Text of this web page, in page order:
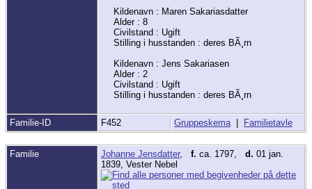
Kildenavn : Maren Sakariasdatter
Alder : 8
Civilstand : Ugift
Stilling i husstanden : deres BÃ¸rn
Kildenavn : Jens Sakariasen
Alder : 2
Civilstand : Ugift
Stilling i husstanden : deres BÃ¸rn
Familie-ID F452 Gruppeskema | Familietavle
Familie Johanne Jensdatter, f. ca. 1797, d. 01 jan.
1839, Vester Nebel